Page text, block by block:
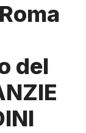
del